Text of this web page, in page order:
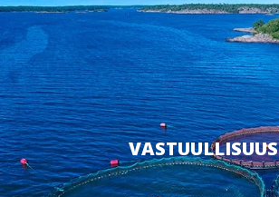
VASTUULLISUUS